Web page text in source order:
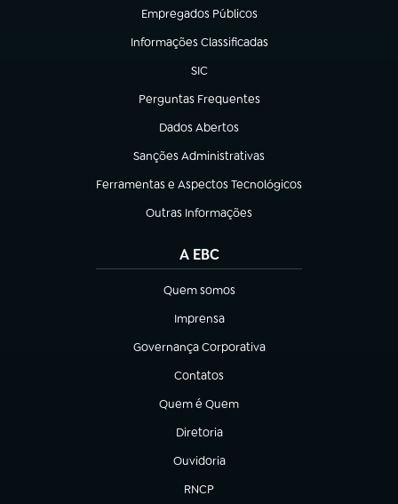
Empregados Públicos
(abre em nova aba)
Informações Classificadas
(abre em nova aba)
SIC
(abre em nova aba)
Perguntas Frequentes
(abre em nova aba)
Dados Abertos
(abre em nova aba)
Sanções Administrativas
(abre em nova aba)
Ferramentas e Aspectos Tecnológicos
(abre em nova aba)
Outras Informações
(abre em nova aba)
A EBC
Quem somos
(abre em nova aba)
Imprensa
(abre em nova aba)
Governança Corporativa
(abre em nova aba)
Contatos
(abre em nova aba)
Quem é Quem
(abre em nova aba)
Diretoria
(abre em nova aba)
Ouvidoria
(abre em nova aba)
RNCP
(abre em nova aba)